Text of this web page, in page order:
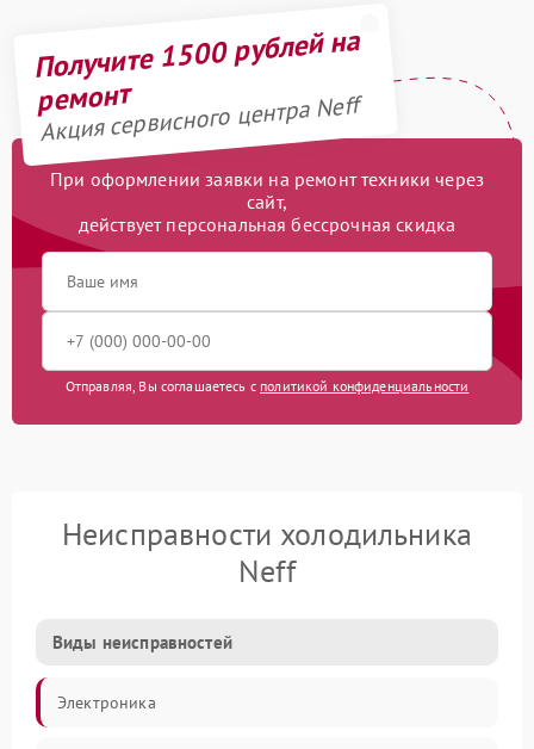
Получите 1500 рублей на
ремонт
Акция сервисного центра Neff
При оформлении заявки на ремонт техники через
сайт,
действует персональная бессрочная скидка
Отправляя, Вы соглашаетесь с политикой конфиденциальности
Неисправности холодильника
Neff
Виды неисправностей
Электроника